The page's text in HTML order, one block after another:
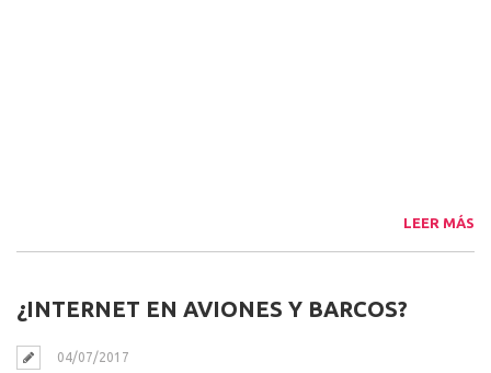
LEER MÁS
¿INTERNET EN AVIONES Y BARCOS?
04/07/2017